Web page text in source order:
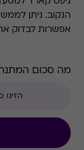
הנקוב.
מה סכום